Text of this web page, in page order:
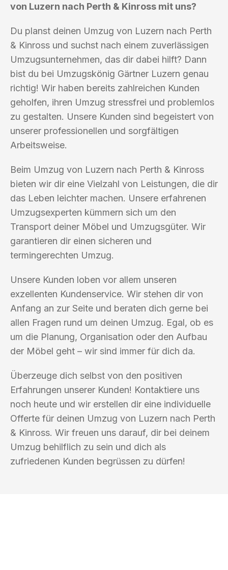
von Luzern nach Perth & Kinross mit uns?
Du planst deinen Umzug von Luzern nach Perth
& Kinross und suchst nach einem zuverlässigen
Umzugsunternehmen, das dir dabei hilft? Dann
bist du bei Umzugskönig Gärtner Luzern genau
richtig! Wir haben bereits zahlreichen Kunden
geholfen, ihren Umzug stressfrei und problemlos
zu gestalten. Unsere Kunden sind begeistert von
unserer professionellen und sorgfältigen
Arbeitsweise.
Beim Umzug von Luzern nach Perth & Kinross
bieten wir dir eine Vielzahl von Leistungen, die dir
das Leben leichter machen. Unsere erfahrenen
Umzugsexperten kümmern sich um den
Transport deiner Möbel und Umzugsgüter. Wir
garantieren dir einen sicheren und
termingerechten Umzug.
Unsere Kunden loben vor allem unseren
exzellenten Kundenservice. Wir stehen dir von
Anfang an zur Seite und beraten dich gerne bei
allen Fragen rund um deinen Umzug. Egal, ob es
um die Planung, Organisation oder den Aufbau
der Möbel geht – wir sind immer für dich da.
Überzeuge dich selbst von den positiven
Erfahrungen unserer Kunden! Kontaktiere uns
noch heute und wir erstellen dir eine individuelle
Offerte für deinen Umzug von Luzern nach Perth
& Kinross. Wir freuen uns darauf, dir bei deinem
Umzug behilflich zu sein und dich als
zufriedenen Kunden begrüssen zu dürfen!